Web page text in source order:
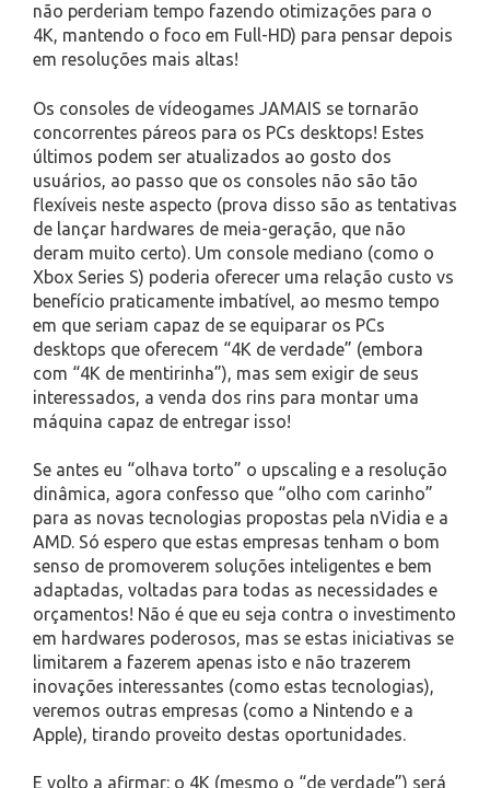
não perderiam tempo fazendo otimizações para o
4K, mantendo o foco em Full-HD) para pensar depois
em resoluções mais altas!
Os consoles de vídeogames JAMAIS se tornarão
concorrentes páreos para os PCs desktops! Estes
últimos podem ser atualizados ao gosto dos
usuários, ao passo que os consoles não são tão
flexíveis neste aspecto (prova disso são as tentativas
de lançar hardwares de meia-geração, que não
deram muito certo). Um console mediano (como o
Xbox Series S) poderia oferecer uma relação custo vs
benefício praticamente imbatível, ao mesmo tempo
em que seriam capaz de se equiparar os PCs
desktops que oferecem “4K de verdade” (embora
com “4K de mentirinha”), mas sem exigir de seus
interessados, a venda dos rins para montar uma
máquina capaz de entregar isso!
Se antes eu “olhava torto” o upscaling e a resolução
dinâmica, agora confesso que “olho com carinho”
para as novas tecnologias propostas pela nVidia e a
AMD. Só espero que estas empresas tenham o bom
senso de promoverem soluções inteligentes e bem
adaptadas, voltadas para todas as necessidades e
orçamentos! Não é que eu seja contra o investimento
em hardwares poderosos, mas se estas iniciativas se
limitarem a fazerem apenas isto e não trazerem
inovações interessantes (como estas tecnologias),
veremos outras empresas (como a Nintendo e a
Apple), tirando proveito destas oportunidades.
E volto a afirmar: o 4K (mesmo o “de verdade”) será